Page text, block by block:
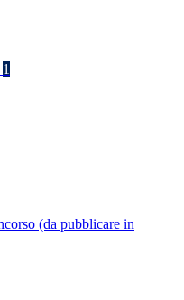
1
(da pubblicare in